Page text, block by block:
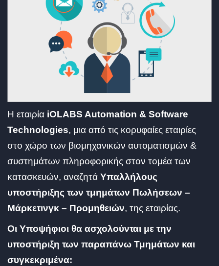
Η εταιρία iOLABS Automation & Software
Technologies, μια από τις κορυφαίες εταιρίες
στο χώρο των βιομηχανικών αυτοματισμών &
συστημάτων πληροφορικής στον τομέα των
κατασκευών, αναζητά Υπαλλήλους
υποστήριξης των τμημάτων Πωλήσεων –
Μάρκετινγκ – Προμηθειών, της εταιρίας.
Οι Υποψήφιοι θα ασχολούνται με την
υποστήριξη των παραπάνω Τμημάτων και
συγκεκριμένα: